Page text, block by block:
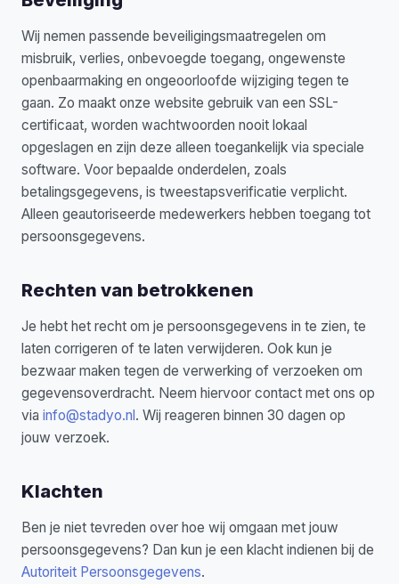
Wij nemen passende beveiligingsmaatregelen om
misbruik, verlies, onbevoegde toegang, ongewenste
openbaarmaking en ongeoorloofde wijziging tegen te
gaan. Zo maakt onze website gebruik van een SSL-
certificaat, worden wachtwoorden nooit lokaal
opgeslagen en zijn deze alleen toegankelijk via speciale
software. Voor bepaalde onderdelen, zoals
betalingsgegevens, is tweestapsverificatie verplicht.
Alleen geautoriseerde medewerkers hebben toegang tot
persoonsgegevens.
Rechten van betrokkenen
Je hebt het recht om je persoonsgegevens in te zien, te
laten corrigeren of te laten verwijderen. Ook kun je
bezwaar maken tegen de verwerking of verzoeken om
gegevensoverdracht. Neem hiervoor contact met ons op
via info@stadyo.nl. Wij reageren binnen 30 dagen op
jouw verzoek.
Klachten
Ben je niet tevreden over hoe wij omgaan met jouw
persoonsgegevens? Dan kun je een klacht indienen bij de
Autoriteit Persoonsgegevens.